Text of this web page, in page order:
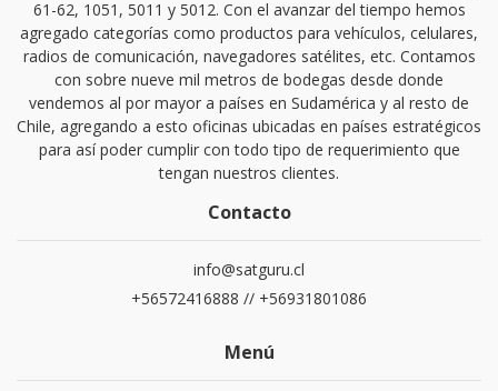
61-62, 1051, 5011 y 5012. Con el avanzar del tiempo hemos
agregado categorías como productos para vehículos, celulares,
radios de comunicación, navegadores satélites, etc. Contamos
con sobre nueve mil metros de bodegas desde donde
vendemos al por mayor a países en Sudamérica y al resto de
Chile, agregando a esto oficinas ubicadas en países estratégicos
para así poder cumplir con todo tipo de requerimiento que
tengan nuestros clientes.
Contacto
info@satguru.cl
+56572416888 // +56931801086
Menú